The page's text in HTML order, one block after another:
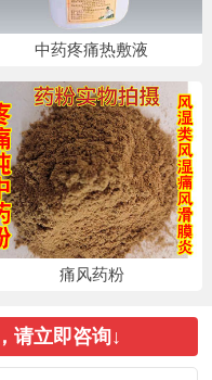
中药疼痛热敷液
痛风药粉
请立即咨询↓